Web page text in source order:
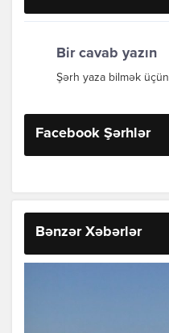
Bir cavab yazın
Şərh yaza bilmək üçün
Facebook Şərhlər
Bənzər Xəbərlər